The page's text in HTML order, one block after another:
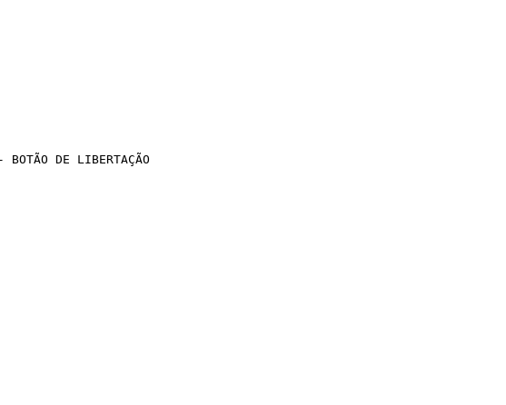
BOTÃO DE LIBERTAÇÃO